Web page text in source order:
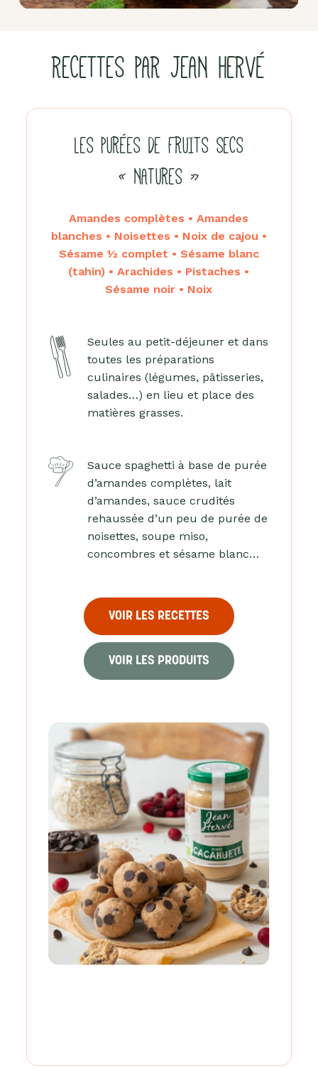
RECETTES PAR JEAN HERVÉ
LES PURÉES DE FRUITS SECS
« NATURES »
Amandes complètes • Amandes
blanches • Noisettes • Noix de cajou •
Sésame ½ complet • Sésame blanc
(tahin) • Arachides • Pistaches •
Sésame noir • Noix
Seules au petit-déjeuner et dans
toutes les préparations
culinaires (légumes, pâtisseries,
salades…) en lieu et place des
matières grasses.
Sauce spaghetti à base de purée
d’amandes complètes, lait
d’amandes, sauce crudités
rehaussée d’un peu de purée de
noisettes, soupe miso,
concombres et sésame blanc…
VOIR LES RECETTES
VOIR LES PRODUITS